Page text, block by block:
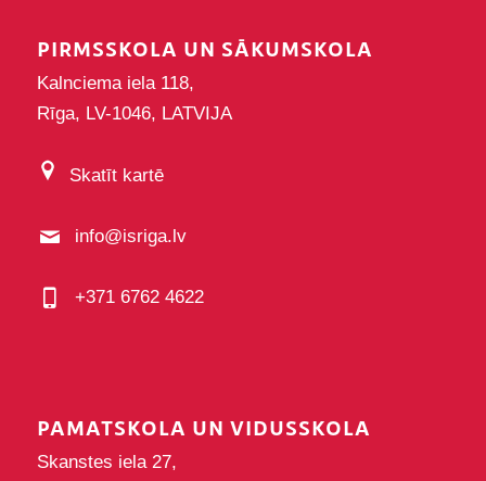
PIRMSSKOLA UN SĀKUMSKOLA
Kalnciema iela 118,
Rīga, LV-1046, LATVIJA
Skatīt kartē
info@isriga.lv
+371 6762 4622
PAMATSKOLA UN VIDUSSKOLA
Skanstes iela 27,